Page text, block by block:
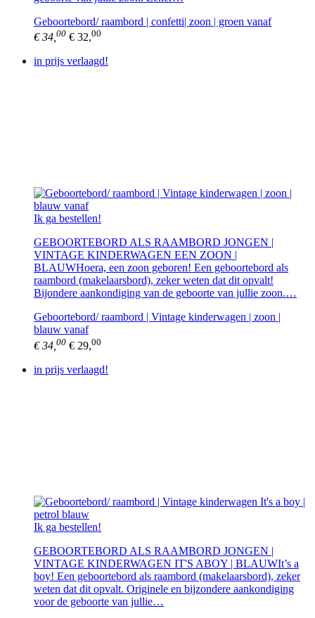
Geboortebord/ raambord | confetti| zoon | groen vanaf
€ 34, 00 € 32,00
in prijs verlaagd!
Ik ga bestellen!
GEBOORTEBORD ALS RAAMBORD JONGEN |
VINTAGE KINDERWAGEN EEN ZOON |
BLAUWHoera, een zoon geboren! Een geboortebord als
raambord (makelaarsbord), zeker weten dat dit opvalt!
Bijondere aankondiging van de geboorte van jullie zoon.…
Geboortebord/ raambord | Vintage kinderwagen | zoon |
blauw vanaf
€ 34, 00 € 29,00
in prijs verlaagd!
Ik ga bestellen!
GEBOORTEBORD ALS RAAMBORD JONGEN |
VINTAGE KINDERWAGEN IT'S ABOY | BLAUWIt’s a
boy! Een geboortebord als raambord (makelaarsbord), zeker
weten dat dit opvalt. Originele en bijzondere aankondiging
voor de geboorte van jullie…